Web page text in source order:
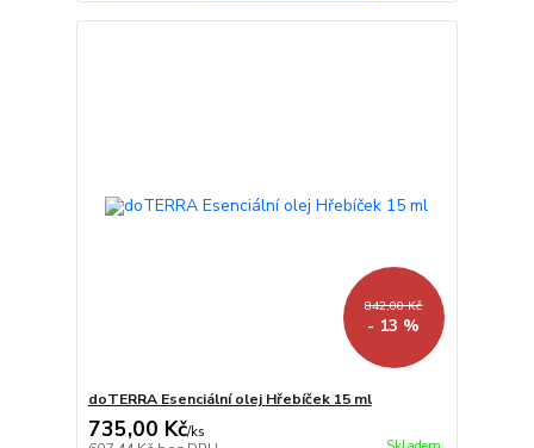
842,00 Kč
- 13 %
doTERRA Esenciální olej Hřebíček 15 ml
735,00 Kč/ks